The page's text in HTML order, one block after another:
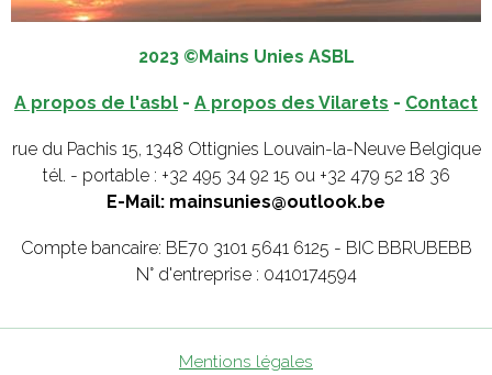
2023 ©Mains Unies ASBL
A propos de l'asbl - A propos des Vilarets - Contact
rue du Pachis 15, 1348 Ottignies Louvain-la-Neuve Belgique
tél. - portable : +32 495 34 92 15 ou +32 479 52 18 36
E-Mail: mainsunies@outlook.be
Compte bancaire: BE70 3101 5641 6125 - BIC BBRUBEBB
N° d'entreprise : 0410174594
Mentions légales